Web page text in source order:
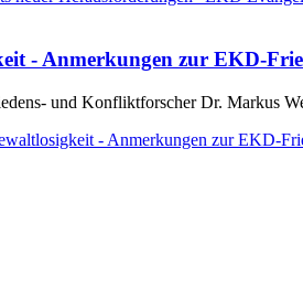
- Anmerkungen zur EKD-
und Konfliktforscher Dr. Markus
- Anmerkungen zur EKD-